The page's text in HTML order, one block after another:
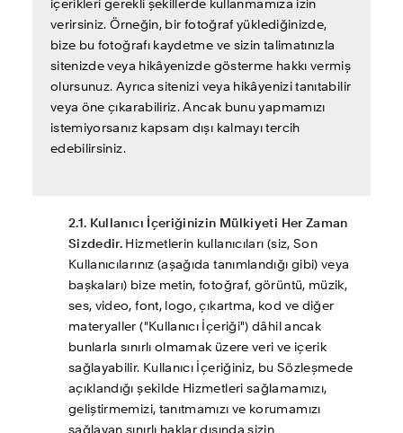
içerikleri gerekli şekillerde kullanmamıza izin
verirsiniz. Örneğin, bir fotoğraf yüklediğinizde,
bize bu fotoğrafı kaydetme ve sizin talimatınızla
sitenizde veya hikâyenizde gösterme hakkı vermiş
olursunuz. Ayrıca sitenizi veya hikâyenizi tanıtabilir
veya öne çıkarabiliriz. Ancak bunu yapmamızı
istemiyorsanız kapsam dışı kalmayı tercih
edebilirsiniz.
2.1. Kullanıcı İçeriğinizin Mülkiyeti Her Zaman
Sizdedir. Hizmetlerin kullanıcıları (siz, Son
Kullanıcılarınız (aşağıda tanımlandığı gibi) veya
başkaları) bize metin, fotoğraf, görüntü, müzik,
ses, video, font, logo, çıkartma, kod ve diğer
materyaller ("Kullanıcı İçeriği") dâhil ancak
bunlarla sınırlı olmamak üzere veri ve içerik
sağlayabilir. Kullanıcı İçeriğiniz, bu Sözleşmede
açıklandığı şekilde Hizmetleri sağlamamızı,
geliştirmemizi, tanıtmamızı ve korumamızı
sağlayan sınırlı haklar dışında sizin